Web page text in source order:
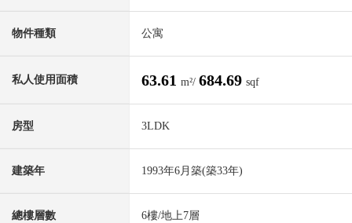
物件種類 公寓
私人使用面積 63.61 m²/ 684.69 sqf
房型 3LDK
建築年 1993年6月築(築33年)
總樓層數 6樓/地上7層